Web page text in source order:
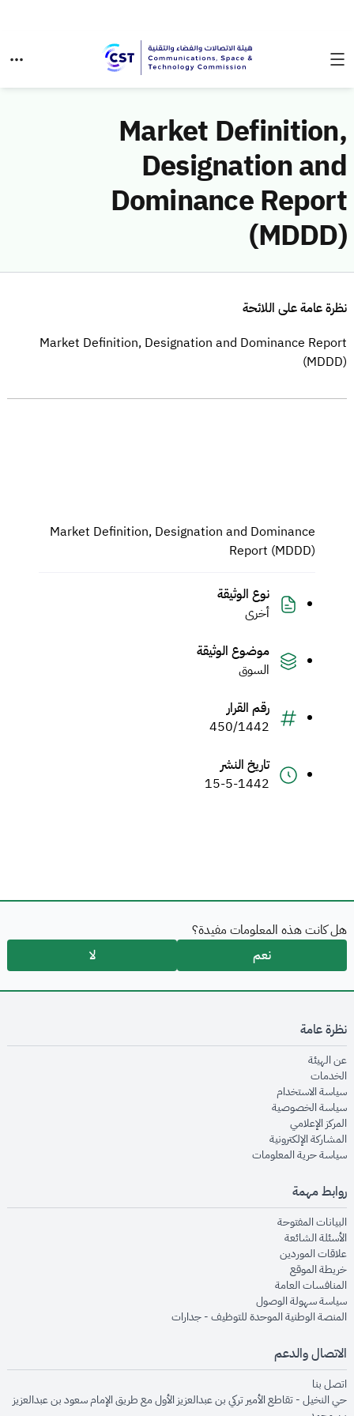
Market Definition,
Designation and
Dominance Report
(MDDD)
نظرة عامة على اللائحة
Market Definition, Designation and Dominance Report
(MDDD)
Market Definition, Designation and Dominance
Report (MDDD)
نوع الوثيقة
أخرى
موضوع الوثيقة
السوق
رقم القرار
450/1442
تاريخ النشر
15-5-1442
هل كانت هذه المعلومات مفيدة؟
نعم
لا
نظرة عامة
عن الهيئةopens in new window
الخدماتopens in new window
سياسة الاستخدام
سياسة الخصوصيةopens in new window
المركز الإعلاميopens in new window
المشاركة الإلكترونيةopens in new window
سياسة حرية المعلوماتopens in new window
روابط مهمة
البيانات المفتوحةopens in new window
الأسئلة الشائعةopens in new window
علاقات الموردينopens in new window
خريطة الموقعopens in new window
المنافسات العامةopens in new window
سياسة سهولة الوصولopens in new window
المنصة الوطنية الموحدة للتوظيف - جداراتopens in new window
الاتصال والدعم
اتصل بنا
حي النخيل - تقاطع الأمير تركي بن عبدالعزيز الأول مع طريق الإمام سعود بن عبدالعزيز